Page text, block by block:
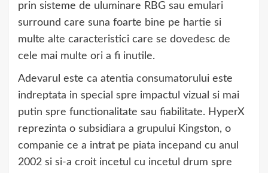
prin sisteme de uluminare RBG sau emulari
surround care suna foarte bine pe hartie si
multe alte caracteristici care se dovedesc de
cele mai multe ori a fi inutile.
Adevarul este ca atentia consumatorului este
indreptata in special spre impactul vizual si mai
putin spre functionalitate sau fiabilitate. HyperX
reprezinta o subsidiara a grupului Kingston, o
companie ce a intrat pe piata incepand cu anul
2002 si si-a croit incetul cu incetul drum spre